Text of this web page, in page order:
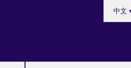
your
中文